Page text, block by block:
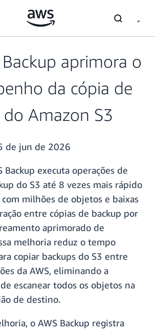
principal
Backup aprimora o
da cópia de
Amazon S3
de jun de 2026
Backup executa operações de
do S3 até 8 vezes mais rápido
milhões de objetos e baixas
entre cópias de backup por
aprimorado de
melhoria reduz o tempo
copiar backups do S3 entre
da AWS, eliminando a
escanear todos os objetos na
de destino.
o AWS Backup registra